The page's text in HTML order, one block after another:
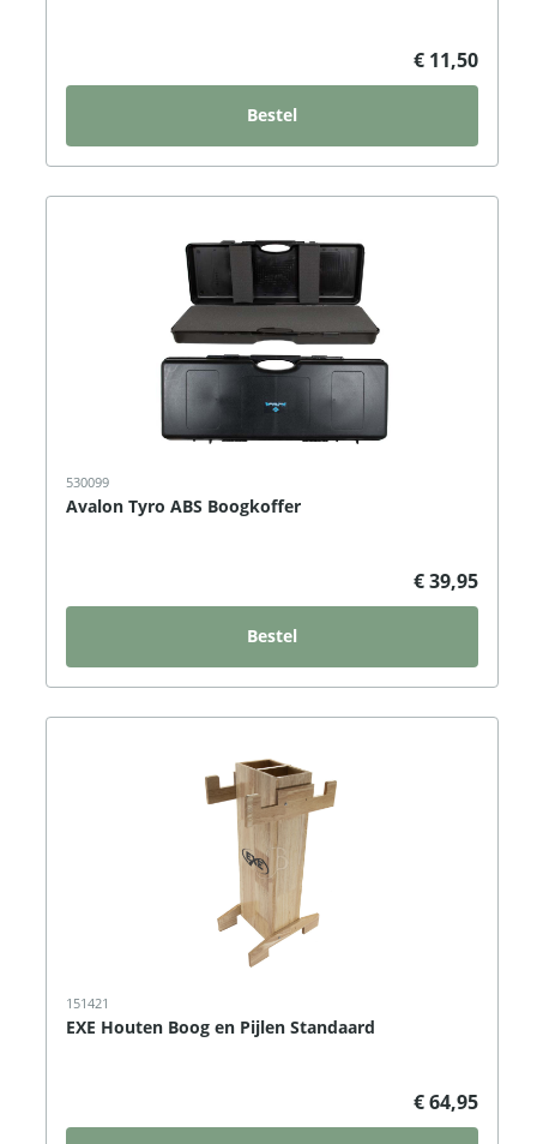
€ 11,50
Bestel
530099
Avalon Tyro ABS Boogkoffer
€ 39,95
Bestel
151421
EXE Houten Boog en Pijlen Standaard
€ 64,95